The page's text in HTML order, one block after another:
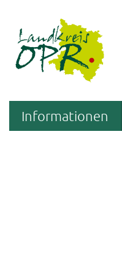
Informationen